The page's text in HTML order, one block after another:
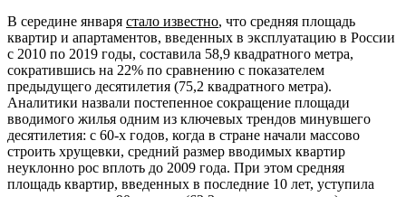
В середине января стало известно, что средняя площадь
квартир и апартаментов, введенных в эксплуатацию в России
с 2010 по 2019 годы, составила 58,9 квадратного метра,
сократившись на 22% по сравнению с показателем
предыдущего десятилетия (75,2 квадратного метра).
Аналитики назвали постепенное сокращение площади
вводимого жилья одним из ключевых трендов минувшего
десятилетия: с 60-х годов, когда в стране начали массово
строить хрущевки, средний размер вводимых квартир
неуклонно рос вплоть до 2009 года. При этом средняя
площадь квартир, введенных в последние 10 лет, уступила